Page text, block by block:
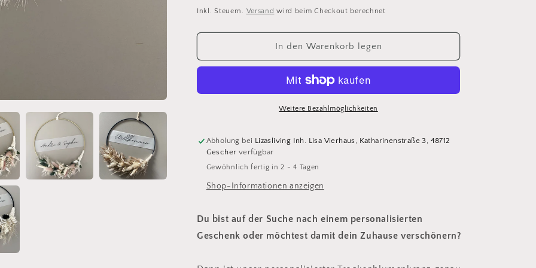
für
Trockenblumenkranz
personalisiert
für
Trockenblumenkranz
personalisiert
Preis
Inkl. Steuern. Versand wird beim Checkout berechnet
In den Warenkorb legen
Weitere Bezahlmöglichkeiten
Abholung bei Lizasliving Inh. Lisa Vierhaus, Katharinenstraße 3, 48712
Gescher verfügbar
Gewöhnlich fertig in 2 - 4 Tagen
Shop-Informationen anzeigen
Du bist auf der Suche nach einem personalisierten
Geschenk oder möchtest damit dein Zuhause verschönern?